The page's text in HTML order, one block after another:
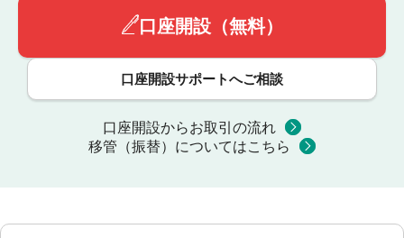
口座開設（無料）
口座開設サポートへご相談
口座開設からお取引の流れ
移管（振替）についてはこちら